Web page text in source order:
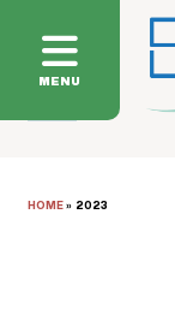
MENU
HOME» 2023